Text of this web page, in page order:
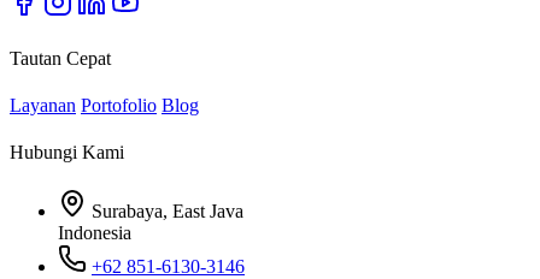
Tautan Cepat
Layanan Portofolio Blog
Hubungi Kami
Surabaya, East Java
Indonesia
+62 851-6130-3146